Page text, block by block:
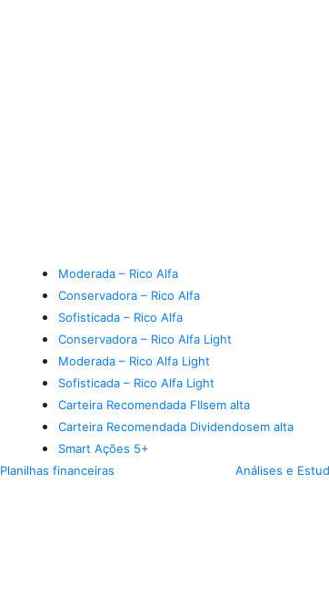
Moderada – Rico Alfa
Conservadora – Rico Alfa
Sofisticada – Rico Alfa
Conservadora – Rico Alfa Light
Moderada – Rico Alfa Light
Sofisticada – Rico Alfa Light
Carteira Recomendada FIIsem alta
Carteira Recomendada Dividendosem alta
Smart Ações 5+
Planilhas financeiras Análises e